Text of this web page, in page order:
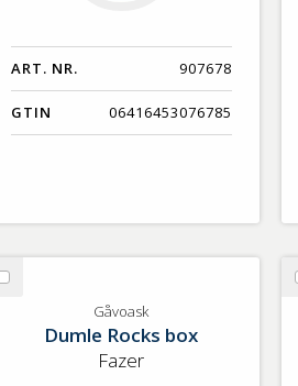
ART. NR. 907678
GTIN 06416453076785
Välj
Gåvoask
Dumle Rocks box
Fazer